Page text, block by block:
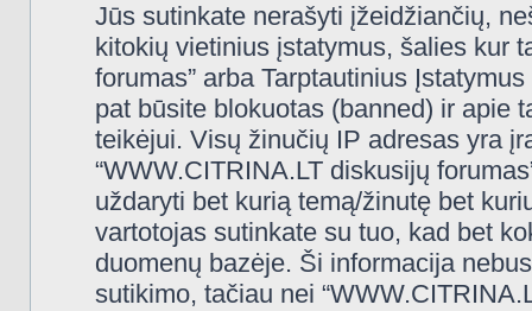
Jūs sutinkate nerašyti įžeidžiančių,
kitokių vietinius įstatymus, šalies kur
forumas” arba Tarptautinius
pat būsite blokuotas (banned) ir apie
teikėjui. Visų žinučių IP adresas yra
“WWW.CITRINA.LT diskusijų
uždaryti bet kurią temą/žinutę bet
vartotojas sutinkate su tuo, kad bet
duomenų bazėje. Ši informacija
sutikimo, tačiau nei